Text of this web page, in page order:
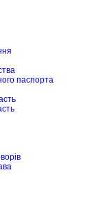
паспорта